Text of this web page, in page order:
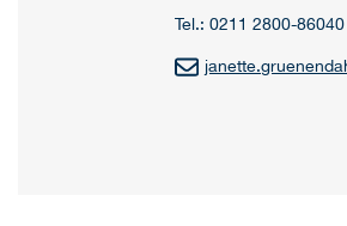
Tel.: 0211 2800-86040